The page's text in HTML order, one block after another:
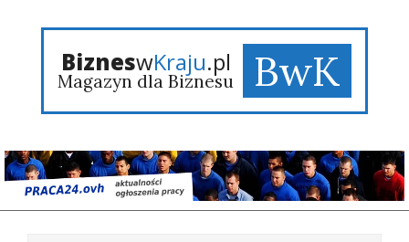
BizneswKraju.pl
Magazyn dla Biznesu BwK